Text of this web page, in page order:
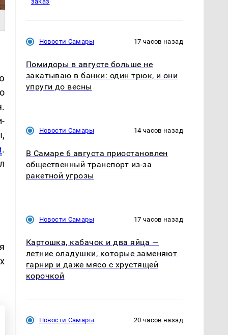
.
Новости Самары 17 часов назад
Помидоры в августе больше не
закатываю в банки: один трюк, и они
упруги до весны
Новости Самары 14 часов назад
В Самаре 6 августа приостановлен
общественный транспорт из-за
ракетной угрозы
Новости Самары 17 часов назад
Картошка, кабачок и два яйца —
летние оладушки, которые заменяют
гарнир и даже мясо с хрустящей
корочкой
Новости Самары 20 часов назад